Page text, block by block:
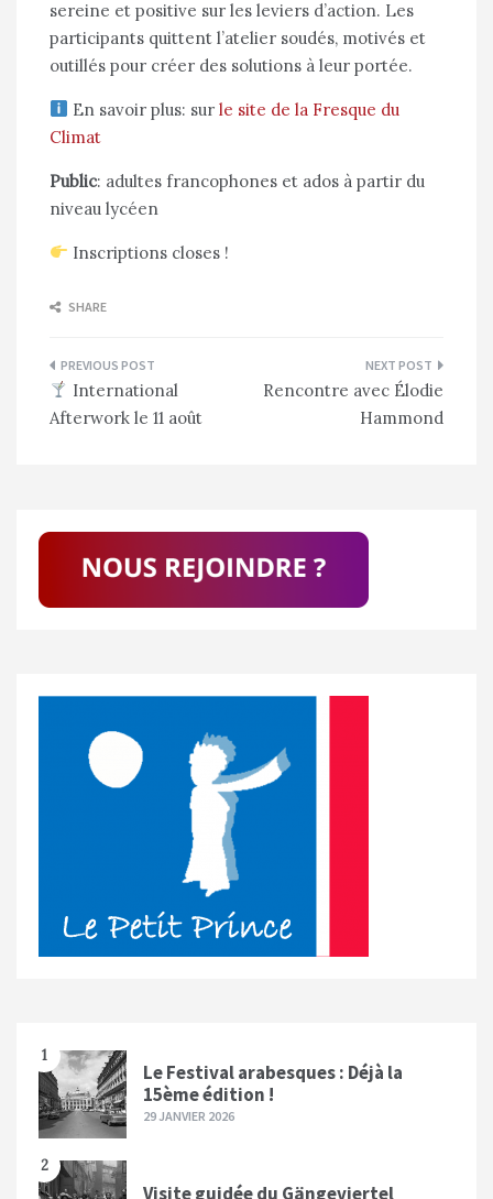
sereine et positive sur les leviers d’action. Les
participants quittent l’atelier soudés, motivés et
outillés pour créer des solutions à leur portée.
En savoir plus: surle site de la Fresque du
Climat
Public: adultes francophones et ados à partir du
niveau lycéen
Inscriptions closes !
SHARE
Navigation
deInternational
Afterwork le 11 août
Rencontre avec Élodie
Hammond
1
Le Festival arabesques : Déjà la
15ème édition !
29 JANVIER 2026
2
Visite guidée du Gängeviertel